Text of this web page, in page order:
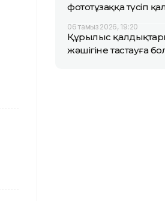
фототұзаққа түсіп
06 тамыз 2026, 19:20
Құрылыс
жәшігіне тастауға